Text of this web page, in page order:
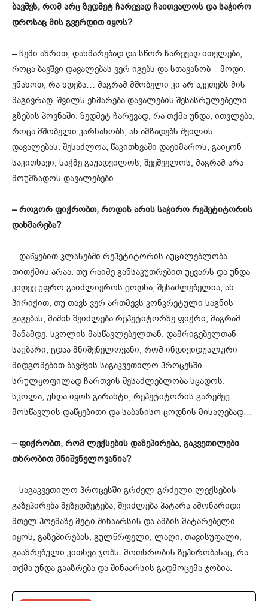
ბავშვს, რომ არც ზედმეტ ჩარევად ჩაითვალოს და საჭირო
დროსაც მის გვერდით იყოს?
– ჩემი აზრით, დახმარებად და სწორ ჩარევად ითვლება,
როცა ბავშვი დავალებას ვერ იგებს და სთავაზობ – მოდი,
ვნახოთ, რა ხდება… მაგრამ მშობელი კი არ აკეთებს მის
მაგივრად, შვილს ეხმარება დავალების შესასრულებელი
გზების პოვნაში. ზედმეტ ჩარევად, რა თქმა უნდა, ითვლება,
როცა მშობელი კარნახობს, ან ამზადებს შვილის
დავალებას. შესაძლოა, წაკითხვაში დაეხმაროს, გაიყონ
საკითხავი, საქმე გაუადვილოს, შეეშველოს, მაგრამ არა
მოუმზადოს დავალებები.
– როგორ ფიქრობთ, როდის არის საჭირო რეპეტიტორის
დახმარება?
– დაწყებით კლასებში რეპეტიტორის აუცილებლობა
თითქმის არაა. თუ რაიმე განსაკუთრებით უყვარს და უნდა
კიდევ უფრო გაიძლიეროს ცოდნა, შესაძლებელია, ან
პირიქით, თუ თავს ვერ ართმევს კონკრეტული საგნის
გაგებას, მაშინ შეიძლება რეპეტიტორზე ფიქრი, მაგრამ
მანამდე, სკოლის მასწავლებელთან, დამრიგებელთან
საუბარი, ცდაა მნიშვნელოვანი, რომ ინდივიდუალური
მიდგომებით ბავშვის საგაკვეთილო პროცესში
სრულყოფილად ჩართვის შესაძლებლობა სცადოს.
სკოლა, უნდა იყოს გარანტი, რეპეტიტორის გარეშეც
მოსწავლის დაწყებითი და საბაზისო ცოდნის მისაღებად…
– ფიქრობთ, რომ ლექსების დაზეპირება, გაკვეთილები
თხრობით მნიშვნელოვანია?
– საგაკვეთილო პროცესში გრძელ-გრძელი ლექსების
გაზეპირება მეზედმეტება, შეიძლება პატარა ამონარიდი
მთელ პოემაზე მეტი შინაარსის და ამბის მატარებელი
იყოს, გაზეპირებას, გულწრფელი, ლაღი, თავისუფალი,
გააზრებული კითხვა ჯობს. მოთხრობის ზეპირობასაც, რა
თქმა უნდა გააზრება და შინაარსის გადმოცემა ჯობია.